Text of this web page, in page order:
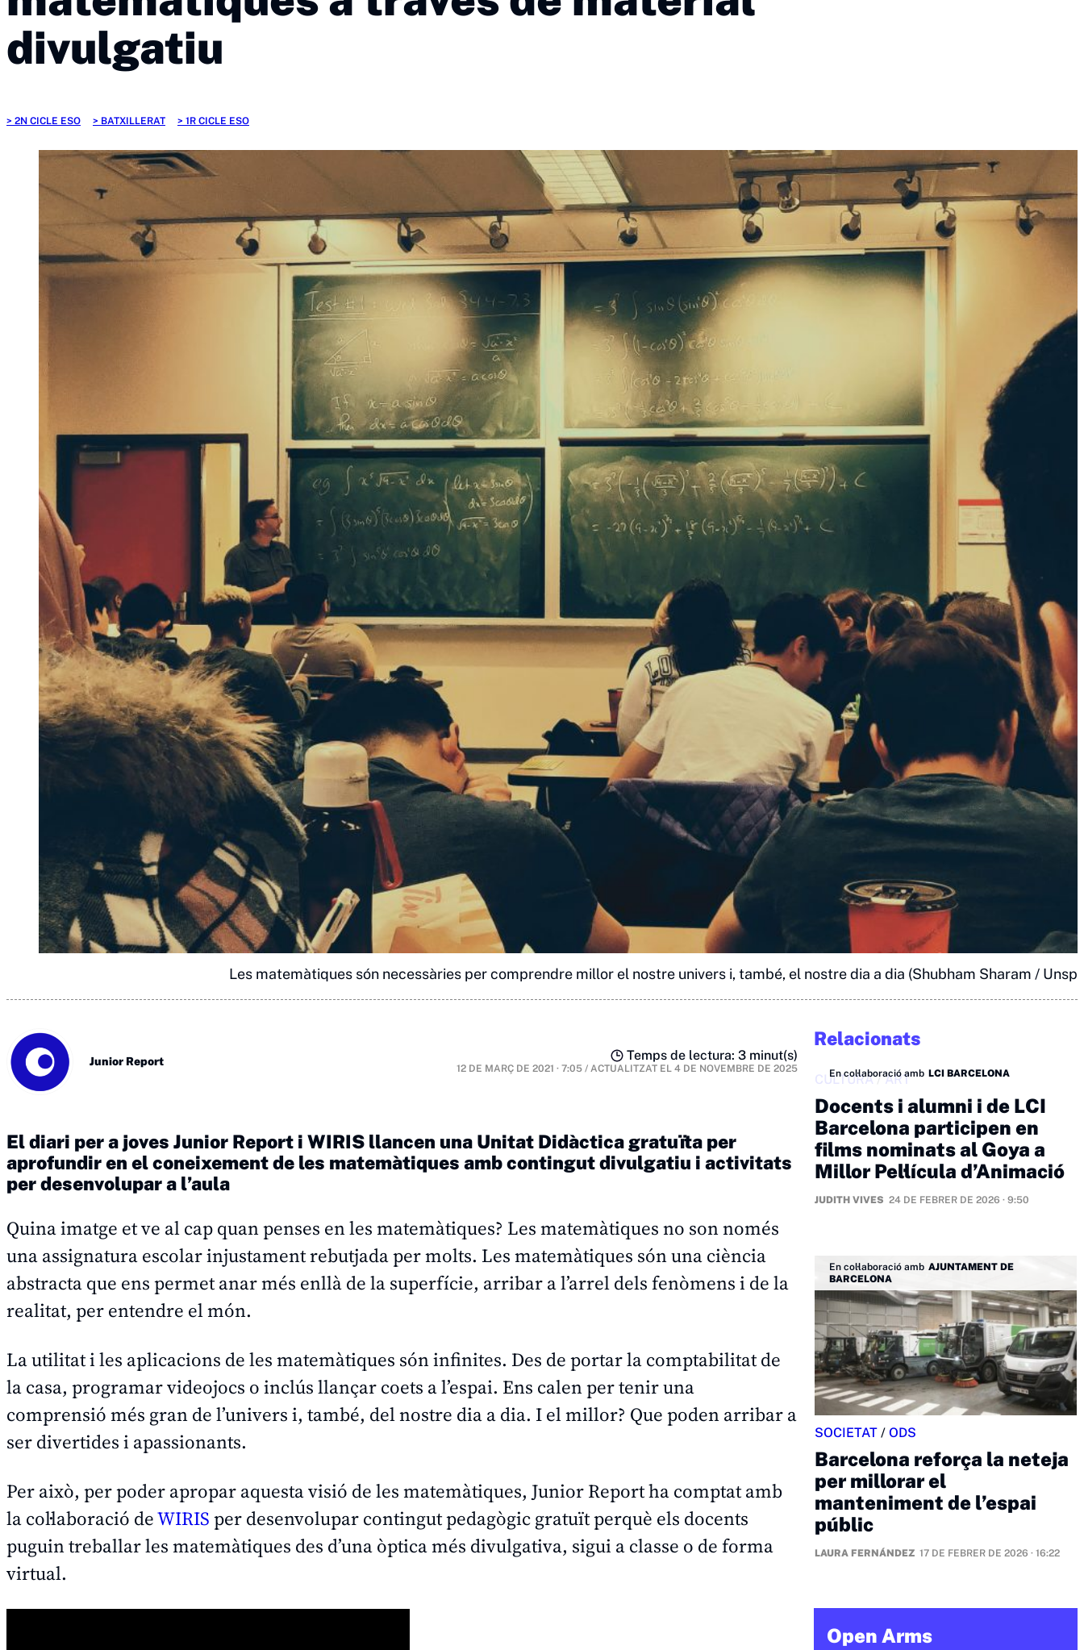
divulgatiu
2N CICLE ESO BATXILLERAT 1R CICLE ESO
Les matemàtiques són necessàries per comprendre millor el nostre univers i, també, el nostre dia a dia (Shubham Sharam /
Junior Report Temps de lectura: 3 minut(s)
12 DE MARÇ DE 2021 · 7:05 / ACTUALITZAT EL 4 DE NOVEMBRE DE 2025
El diari per a joves Junior Report i WIRIS llancen una Unitat Didàctica gratuïta per
aprofundir en el coneixement de les matemàtiques amb contingut divulgatiu i activitats
per desenvolupar a l’aula
Quina imatge et ve al cap quan penses en les matemàtiques? Les matemàtiques no son només
una assignatura escolar injustament rebutjada per molts. Les matemàtiques són una ciència
abstracta que ens permet anar més enllà de la superfície, arribar a l’arrel dels fenòmens i de la
realitat, per entendre el món.
La utilitat i les aplicacions de les matemàtiques són infinites. Des de portar la comptabilitat de
la casa, programar videojocs o inclús llançar coets a l’espai. Ens calen per tenir una
comprensió més gran de l’univers i, també, del nostre dia a dia. I el millor? Que poden arribar a
ser divertides i apassionants.
Per això, per poder apropar aquesta visió de les matemàtiques, Junior Report ha comptat amb
la col·laboració deWIRISper desenvolupar contingut pedagògic gratuït perquè els docents
puguin treballar les matemàtiques des d’una òptica més divulgativa, sigui a classe o de forma
virtual.
Relacionats
En col·laboració amb LCI BARCELONA
CULTURA/ART
Docents i alumni i de LCI
Barcelona participen en
films nominats al Goya a
Millor Pel·lícula d’Animació
JUDITH VIVES 24 DE FEBRER DE 2026 · 9:50
En col·laboració amb AJUNTAMENT DE
BARCELONA
SOCIETAT / ODS
Barcelona reforça la neteja
per millorar el
manteniment de l’espai
públic
LAURA FERNÁNDEZ 17 DE FEBRER DE 2026 · 16:22
Open Arms